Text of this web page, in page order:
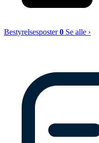
Bestyrelsesposter0 Se alle ›